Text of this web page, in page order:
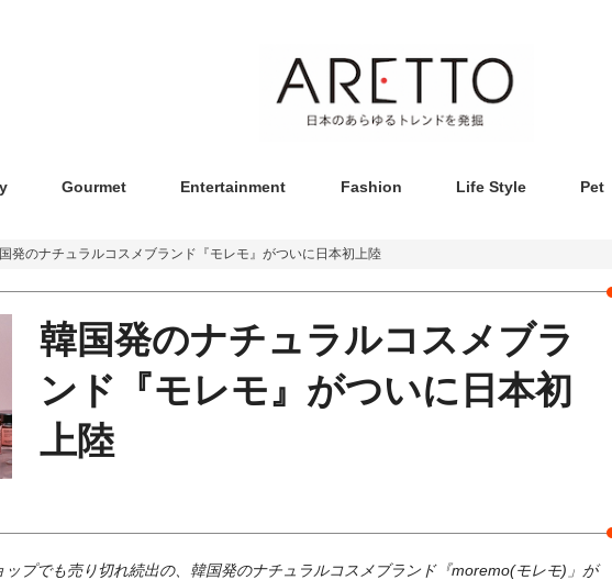
Gourmet Entertainment Fashion Life Style Pet
発のナチュラルコスメブランド『モレモ』がついに日本初上陸
韓国発のナチュラルコスメブラ
ンド『モレモ』がついに日本初
上陸
ップでも売り切れ続出の、韓国発のナチュラルコスメブランド『moremo(モレモ)」が